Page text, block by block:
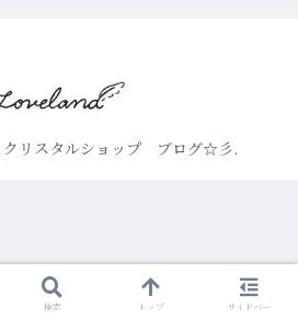
リスタルショップ ブログ☆彡.
検索 トップ サイドバー